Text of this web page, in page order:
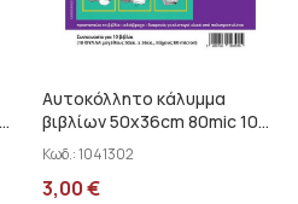
Αυτοκόλλητο κάλυμμα
βιβλίων 50x36cm 80mic 10
φύλλων Describo 45225
Κωδ.:1041302
3,00€